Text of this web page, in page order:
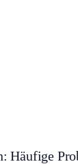
Häufige